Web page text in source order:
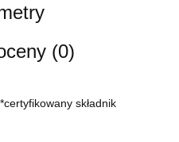
(0)
składnik